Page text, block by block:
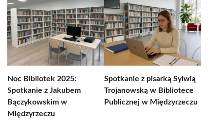
Noc Bibliotek 2025:
Spotkanie z Jakubem
Bączykowskim w
Międzyrzeczu
Spotkanie z pisarką Sylwią
Trojanowską w Bibliotece
Publicznej w Międzyrzeczu